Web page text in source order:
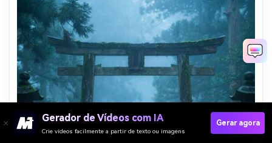
Gerador de Vídeos com IA
Crie vídeos facilmente a partir de texto ou imagens
Gerar agora